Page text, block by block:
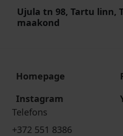
Ujula tn 98, Tartu linn,
maakond
Homepage
Instagram
Telefons
+372 551 8386